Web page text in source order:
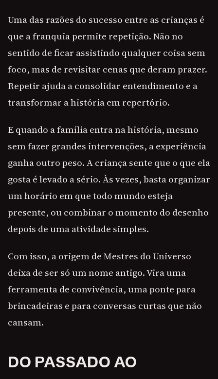
Uma das razões do sucesso entre as crianças é
que a franquia permite repetição. Não no
sentido de ficar assistindo qualquer coisa sem
foco, mas de revisitar cenas que deram prazer.
Repetir ajuda a consolidar entendimento e a
transformar a história em repertório.
E quando a família entra na história, mesmo
sem fazer grandes intervenções, a experiência
ganha outro peso. A criança sente que o que ela
gosta é levado a sério. Às vezes, basta organizar
um horário em que todo mundo esteja
presente, ou combinar o momento do desenho
depois de uma atividade simples.
Com isso, a origem de Mestres do Universo
deixa de ser só um nome antigo. Vira uma
ferramenta de convivência, uma ponte para
brincadeiras e para conversas curtas que não
cansam.
DO PASSADO AO